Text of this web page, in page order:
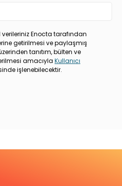
Enocta tarafından
getirilmesi ve paylaşmış
tanıtım, bülten ve
amacıyla Kullanıcı
işlenebilecektir.